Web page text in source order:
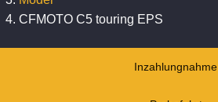
CFMOTO C5 touring EPS
Inzahlungnahme